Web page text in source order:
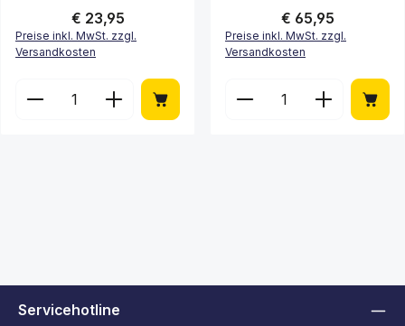
Regulärer Preis:
€ 23,95
Preise inkl. MwSt. zzgl.
Versandkosten
Produkt Anzahl: Gib den gewünschten Wert ein
Regulärer Preis:
€ 65,95
Preise inkl. MwSt. zzgl.
Versandkosten
Produkt Anzahl: Gib
Servicehotline